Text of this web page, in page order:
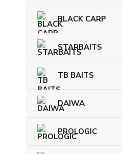
BLACK CARP
STARBAITS
TB BAITS
DAIWA
PROLOGIC